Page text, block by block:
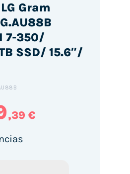
Gram
7-350/
SSD/ 15.6″/
,39 €